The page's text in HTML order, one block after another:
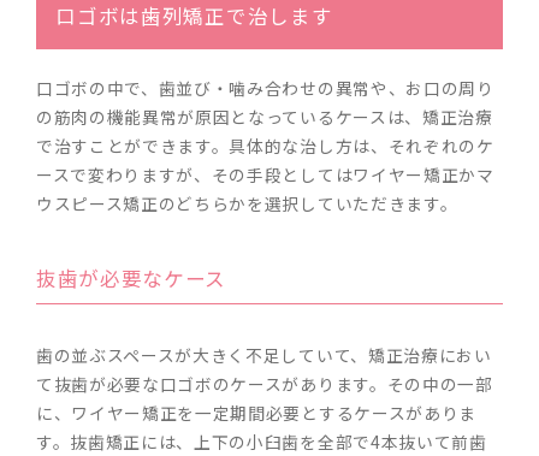
口ゴボは歯列矯正で治します
口ゴボの中で、歯並び・噛み合わせの異常や、お口の周り
の筋肉の機能異常が原因となっているケースは、矯正治療
で治すことができます。具体的な治し方は、それぞれのケ
ースで変わりますが、その手段としてはワイヤー矯正かマ
ウスピース矯正のどちらかを選択していただきます。
抜歯が必要なケース
歯の並ぶスペースが大きく不足していて、矯正治療におい
て抜歯が必要な口ゴボのケースがあります。その中の一部
に、ワイヤー矯正を一定期間必要とするケースがありま
す。抜歯矯正には、上下の小臼歯を全部で4本抜いて前歯